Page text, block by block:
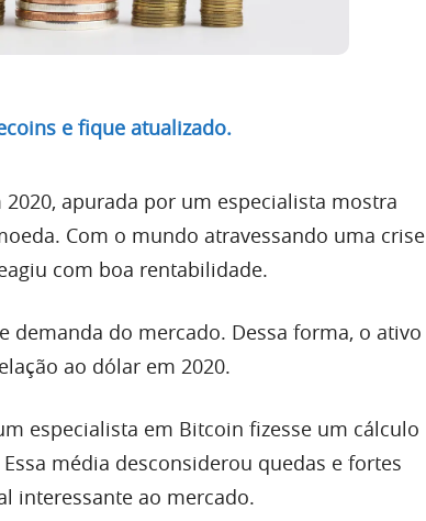
e fique atualizado.
apurada por um especialista mostra
Com o mundo atravessando uma crise
com boa rentabilidade.
demanda do mercado. Dessa forma, o ativo
ao dólar em 2020.
especialista em Bitcoin fizesse um cálculo
média desconsiderou quedas e fortes
interessante ao mercado.